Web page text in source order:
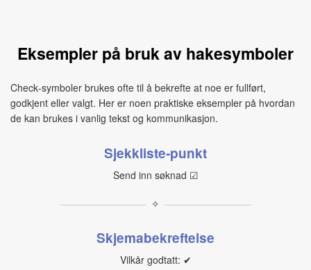
Eksempler på bruk av hakesymboler
Check‑symboler brukes ofte til å bekrefte at noe er fullført,
godkjent eller valgt. Her er noen praktiske eksempler på hvordan
de kan brukes i vanlig tekst og kommunikasjon.
Sjekkliste‑punkt
Send inn søknad ☑
✧
Skjemabekreftelse
Vilkår godtatt: ✔